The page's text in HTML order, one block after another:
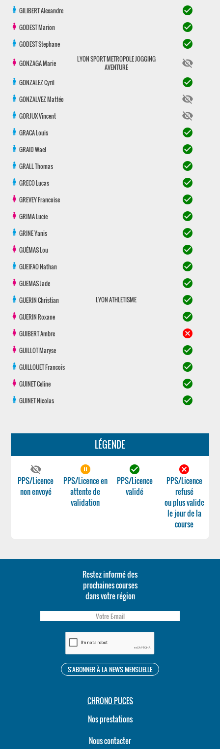
GILIBERTAlexandre check_circle
GODESTMarion check_circle
GODESTStephane check_circle
GONZAGAMarie
LYON SPORT METROPOLE JOGGING
AVENTURE
visibility_off
GONZALEZCyril check_circle
GONZALVEZMattéo visibility_off
GORJUXVincent visibility_off
GRACALouis check_circle
GRAIDWael check_circle
GRALLThomas check_circle
GRECOLucas check_circle
GREVEYFrancoise check_circle
GRIMALucie check_circle
GRINEYanis check_circle
GUÉMASLou check_circle
GUEIFAONathan check_circle
GUEMASJade check_circle
GUERINChristian LYON ATHLETISME check_circle
GUERINRoxane check_circle
GUIBERTAmbre cancel
GUILLOTMaryse check_circle
GUILLOUETFrancois check_circle
GUINETCeline check_circle
GUINETNicolas check_circle
LÉGENDE
visibility_off
PPS/Licence
non envoyé
pause_circle_filled
PPS/Licence en
attente de
validation
check_circle
PPS/Licence
validé
cancel
PPS/Licence
refusé
ou plus valide
le jour de la
course
Restez informé des
prochaines courses
dans votre région
CHRONO PUCES
Nos prestations
Nous contacter